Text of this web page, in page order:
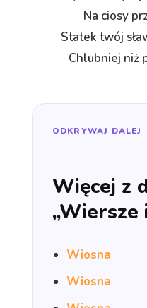
Na ciosy
Statek twój
Chlubniej niż
ODKRYWAJ DALEJ
Więcej z
„Wiersze
Wiosna
Wiosna